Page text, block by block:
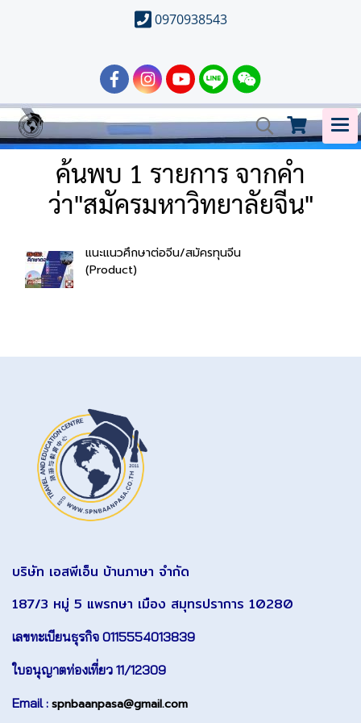
0970938543
ค้นพบ 1 รายการ จากคำ
ว่า"สมัครมหาวิทยาลัยจีน"
แนะแนวศึกษาต่อจีน/สมัครทุนจีน
(Product)
บริษัท เอสพีเอ็น บ้านภาษา จำกัด
187/3 หมู่ 5 แพรกษา เมือง สมุทรปราการ 10280
เลขทะเบียนธุรกิจ 0115554013839
ใบอนุญาตท่องเที่ยว 11/12309
Email : spnbaanpasa@gmail.com